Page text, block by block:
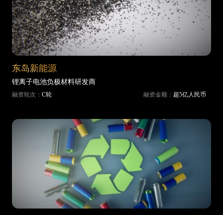
东岛新能源
锂离子电池负极材料研发商
融资轮次： C轮 融资金额： 超5亿人民币